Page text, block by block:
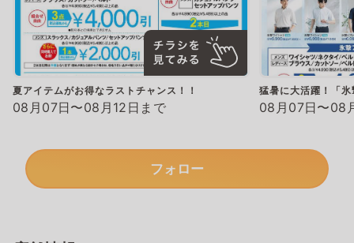
夏アイテムがお得なラストチャンス！！
08月07日〜08月12日まで
猛暑に大活躍！「
08月07日〜08
フォロー